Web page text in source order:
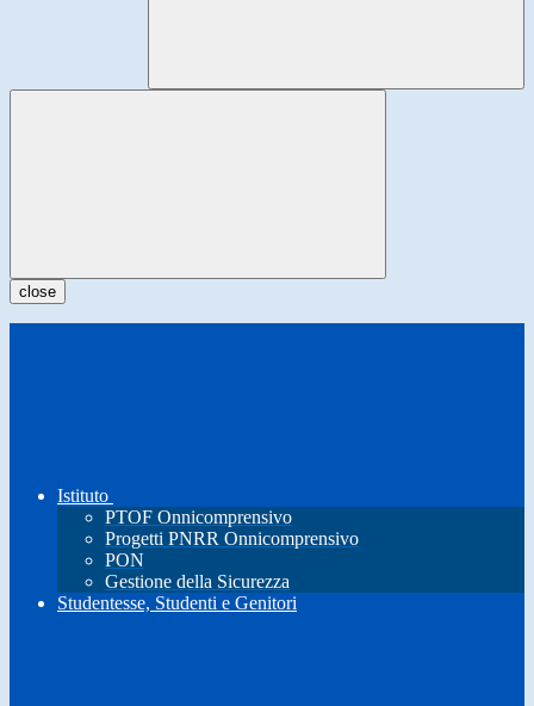
close
Istituto
PTOF Onnicomprensivo
Progetti PNRR Onnicomprensivo
PON
Gestione della Sicurezza
Studentesse, Studenti e Genitori